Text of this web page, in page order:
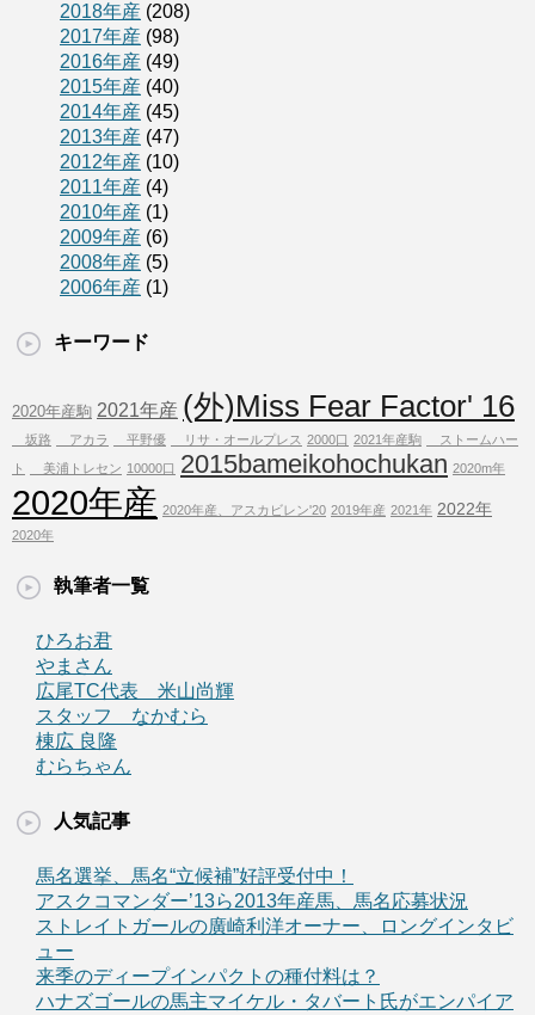
2018年産 (208)
2017年産 (98)
2016年産 (49)
2015年産 (40)
2014年産 (45)
2013年産 (47)
2012年産 (10)
2011年産 (4)
2010年産 (1)
2009年産 (6)
2008年産 (5)
2006年産 (1)
キーワード
2020年産駒 2021年産 (外)Miss Fear Factor' 16
坂路 アカラ 平野優 リサ・オールプレス 2000口 2021年産駒
ストームハー
ト
美浦トレセン 10000口 2015bameikohochukan 2020m年
2020年産 2020年産、アスカビレン'20 2019年産 2021年 2022年
2020年
執筆者一覧
ひろお君
やまさん
広尾TC代表 米山尚輝
スタッフ なかむら
棟広 良隆
むらちゃん
人気記事
馬名選挙、馬名“立候補”好評受付中！
アスクコマンダー’13ら2013年産馬、馬名応募状況
ストレイトガールの廣崎利洋オーナー、ロングインタビ
ュー
来季のディープインパクトの種付料は？
ハナズゴールの馬主マイケル・タバート氏がエンパイア